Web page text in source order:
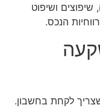
ושיפוט
הנכס.
לקחת בחשבון.